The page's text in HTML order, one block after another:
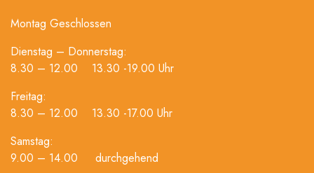
Montag Geschlossen
Dienstag – Donnerstag:
8.30 – 12.00 13.30 -19.00 Uhr
Freitag:
8.30 – 12.00 13.30 -17.00 Uhr
Samstag:
9.00 – 14.00 durchgehend